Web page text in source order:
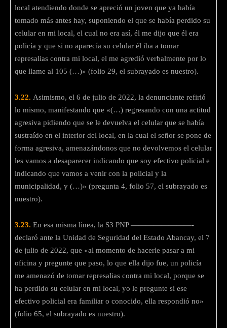
local atendiendo donde se apreció un joven que ya había
tomado más antes hay, suponiendo el que se había perdido su
celular en mi local, el cual no era así, él me dijo que él era
policía y que si no aparecía su celular él iba a tomar
represalias contra mi local, el me agredió verbalmente por lo
que llame al 105 (…)» (folio 29, el subrayado es nuestro).
3.22. Asimismo, el 6 de julio de 2022, la denunciante refirió
lo mismo, manifestando que «(…) regresando con una actitud
agresiva pidiendo que se le devuelva el celular que se había
sustraído en el interior del local, en la cual el señor se pone de
forma agresiva, amenazándonos que no devolvemos el celular
les vamos a desaparecer indicando que soy efectivo policial e
indicando que vamos a venir con la policial y la
municipalidad, y (…)» (pregunta 4, folio 57, el subrayado es
nuestro).
3.23. En esa misma línea, la S3 PNP ————————-
declaró ante la Unidad de Seguridad del Estado Abancay, el 7
de julio de 2022, que «al momento de hacerle pasar a mi
oficina y pregunte que paso, lo que ella dijo fue, un policía
me amenazó de tomar represalias contra mi local, porque se
ha perdido su celular en mi local, yo le pregunte si ese
efectivo policial era familiar o conocido, ella respondió no»
(folio 65, el subrayado es nuestro).